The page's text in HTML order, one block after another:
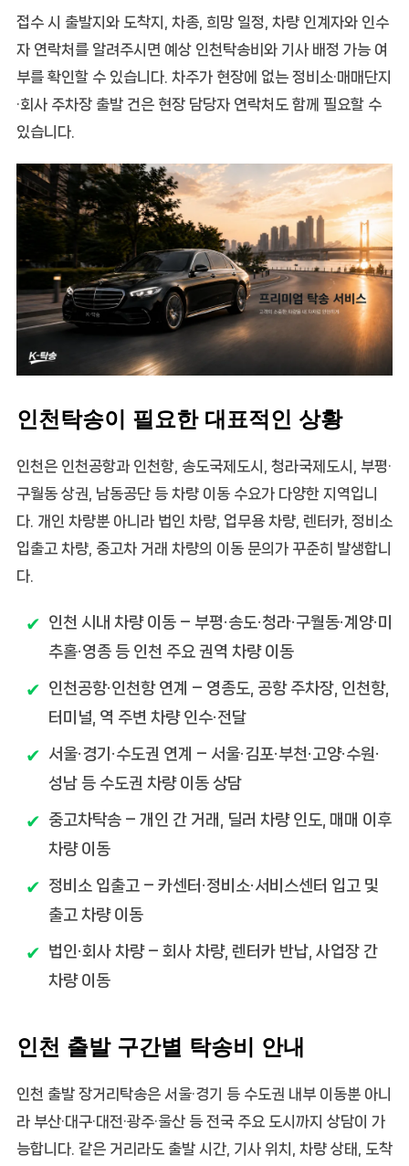
접수 시 출발지와 도착지, 차종, 희망 일정, 차량 인계자와 인수
자 연락처를 알려주시면 예상 인천탁송비와 기사 배정 가능 여
부를 확인할 수 있습니다. 차주가 현장에 없는 정비소·매매단지
·회사 주차장 출발 건은 현장 담당자 연락처도 함께 필요할 수
있습니다.
인천탁송이 필요한 대표적인 상황
인천은 인천공항과 인천항, 송도국제도시, 청라국제도시, 부평·
구월동 상권, 남동공단 등 차량 이동 수요가 다양한 지역입니
다. 개인 차량뿐 아니라 법인 차량, 업무용 차량, 렌터카, 정비소
입출고 차량, 중고차 거래 차량의 이동 문의가 꾸준히 발생합니
다.
인천 시내 차량 이동– 부평·송도·청라·구월동·계양·미
추홀·영종 등 인천 주요 권역 차량 이동
인천공항·인천항 연계
– 영종도, 공항 주차장, 인천항,
터미널, 역 주변 차량 인수·전달
서울·경기·수도권 연계
– 서울·김포·부천·고양·수원·
성남 등 수도권 차량 이동 상담
중고차탁송– 개인 간 거래, 딜러 차량 인도, 매매 이후
차량 이동
정비소 입출고 – 카센터·정비소·서비스센터 입고 및
출고 차량 이동
법인·회사 차량– 회사 차량, 렌터카 반납, 사업장 간
차량 이동
인천 출발 구간별 탁송비 안내
인천 출발 장거리탁송은 서울·경기 등 수도권 내부 이동뿐 아니
라 부산·대구·대전·광주·울산 등 전국 주요 도시까지 상담이 가
능합니다. 같은 거리라도 출발 시간, 기사 위치, 차량 상태, 도착